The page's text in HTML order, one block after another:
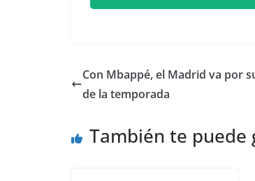
Con Mbappé, el Madrid va por
de la temporada
También te puede